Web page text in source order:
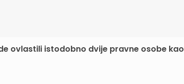
ovlastili istodobno dvije pravne osobe kao